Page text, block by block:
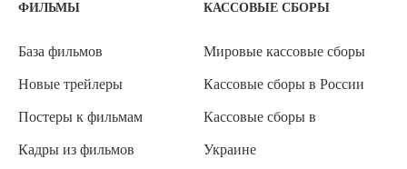
ФИЛЬМЫ
База фильмов
Новые трейлеры
Постеры к фильмам
Кадры из фильмов
КАССОВЫЕ СБОРЫ
Мировые кассовые сборы
Кассовые сборы в России
Кассовые сборы в
Украине